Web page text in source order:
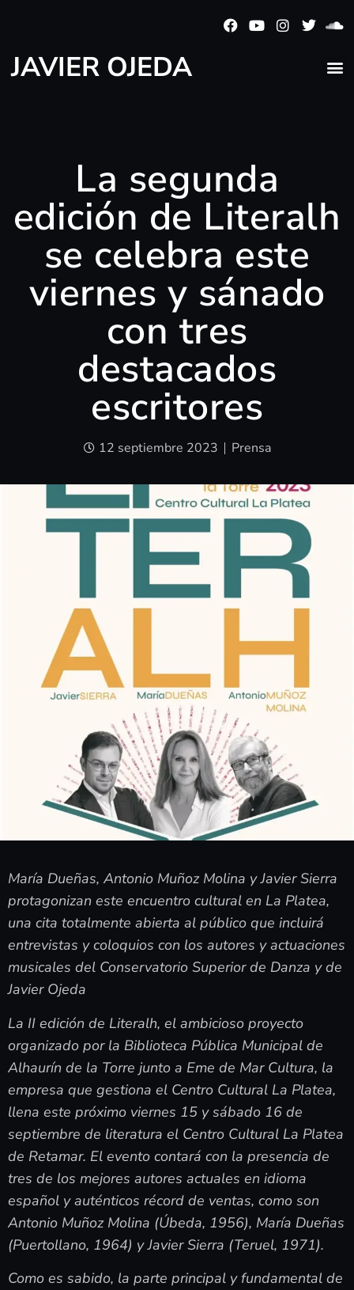
JAVIER OJEDA
La segunda
edición de Literalh
se celebra este
viernes y sánado
con tres
destacados
escritores
12 septiembre 2023 Prensa
María Dueñas, Antonio Muñoz Molina y Javier Sierra
protagonizan este encuentro cultural en La Platea,
una cita totalmente abierta al público que incluirá
entrevistas y coloquios con los autores y actuaciones
musicales del Conservatorio Superior de Danza y de
Javier Ojeda
La II edición de Literalh, el ambicioso proyecto
organizado por la Biblioteca Pública Municipal de
Alhaurín de la Torre junto a Eme de Mar Cultura, la
empresa que gestiona el Centro Cultural La Platea,
llena este próximo viernes 15 y sábado 16 de
septiembre de literatura el Centro Cultural La Platea
de Retamar. El evento contará con la presencia de
tres de los mejores autores actuales en idioma
español y auténticos récord de ventas, como son
Antonio Muñoz Molina (Úbeda, 1956), María Dueñas
(Puertollano, 1964) y Javier Sierra (Teruel, 1971).
Como es sabido, la parte principal y fundamental de